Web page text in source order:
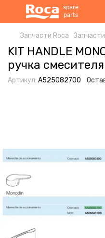
Запчасти Roca
KIT HANDLE
ручка
Артикул: A525082700